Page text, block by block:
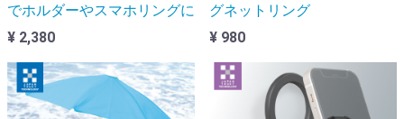
でホルダーやスマホリングに
¥ 2,380
グネットリング
¥ 980